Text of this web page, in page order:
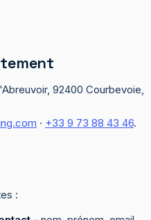
92400 Courbevoie,
· +33 9 73 88 43 46.
: